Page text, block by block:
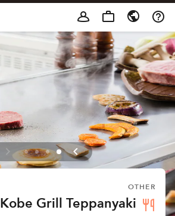
OTHER
Kobe Grill Teppanyaki